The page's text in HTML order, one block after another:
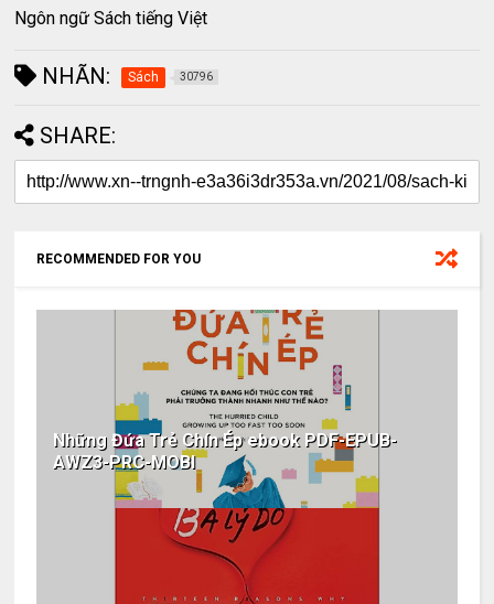
Ngôn ngữ Sách tiếng Việt
NHÃN: Sách 30796
SHARE:
RECOMMENDED FOR YOU
Những Đứa Trẻ Chín Ép ebook PDF-EPUB-
AWZ3-PRC-MOBI